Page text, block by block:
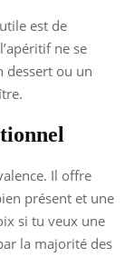
est de
ne se
dessert ou un
Il offre
présent et une
si tu veux une
la majorité des